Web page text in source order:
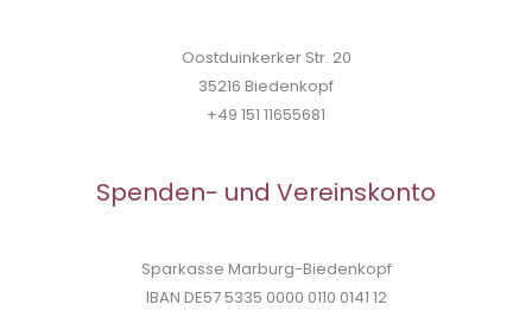
Oostduinkerker Str. 20
35216 Biedenkopf
+49 151 11655681
Spenden- und Vereinskonto
Sparkasse Marburg-Biedenkopf
IBAN DE57 5335 0000 0110 0141 12